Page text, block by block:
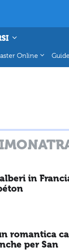
Online
in
romantica
per San